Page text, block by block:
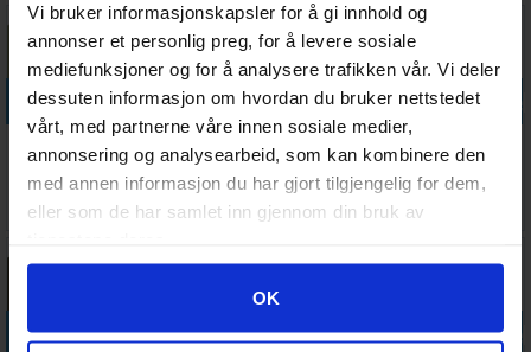
Vi bruker informasjonskapsler for å gi innhold og
annonser et personlig preg, for å levere sosiale
mediefunksjoner og for å analysere trafikken vår. Vi deler
dessuten informasjon om hvordan du bruker nettstedet
vårt, med partnerne våre innen sosiale medier,
annonsering og analysearbeid, som kan kombinere den
med annen informasjon du har gjort tilgjengelig for dem,
eller som de har samlet inn gjennom din bruk av
Googles retningslinjer for personvern
OK
Legg i handlekurven
Vallejo Model
Color Pastel
Green 17ml
45,- Antall på
lager: 1
Legg i handlekurven
Color Pink
17ml
45,- Antall på
lager:5
Legg i handlekurven
Color Green
Ochre 17ml
45,- Antall på
lager:3
Legg i
Vallejo Model
Color
Intermediate
45,-
Legg i handlekurvenLegg i handlekurvenLegg i handlekurven
Legg i